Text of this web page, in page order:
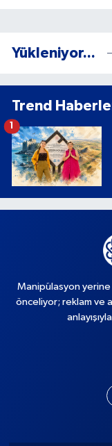
Yükleniyor...
Trend
1
Manipülasyon
önceliyor; reklam ve